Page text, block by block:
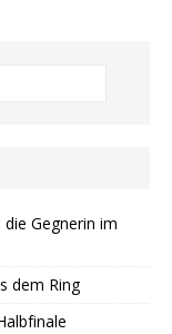
Gegnerin im
dem Ring